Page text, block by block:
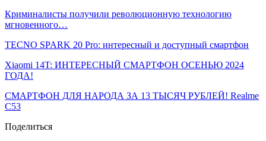
Криминалисты получили революционную технологию
мгновенного…
TECNO SPARK 20 Pro: интересный и доступный смартфон
Xiaomi 14T: ИНТЕРЕСНЫЙ СМАРТФОН ОСЕНЬЮ 2024
ГОДА!
СМАРТФОН ДЛЯ НАРОДА ЗА 13 ТЫСЯЧ РУБЛЕЙ! Realme
C53
Поделиться